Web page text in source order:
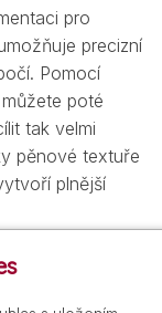
pro
precizní
Pomocí
poté
tak velmi
pěnové textuře
plnější
obočí
snadno